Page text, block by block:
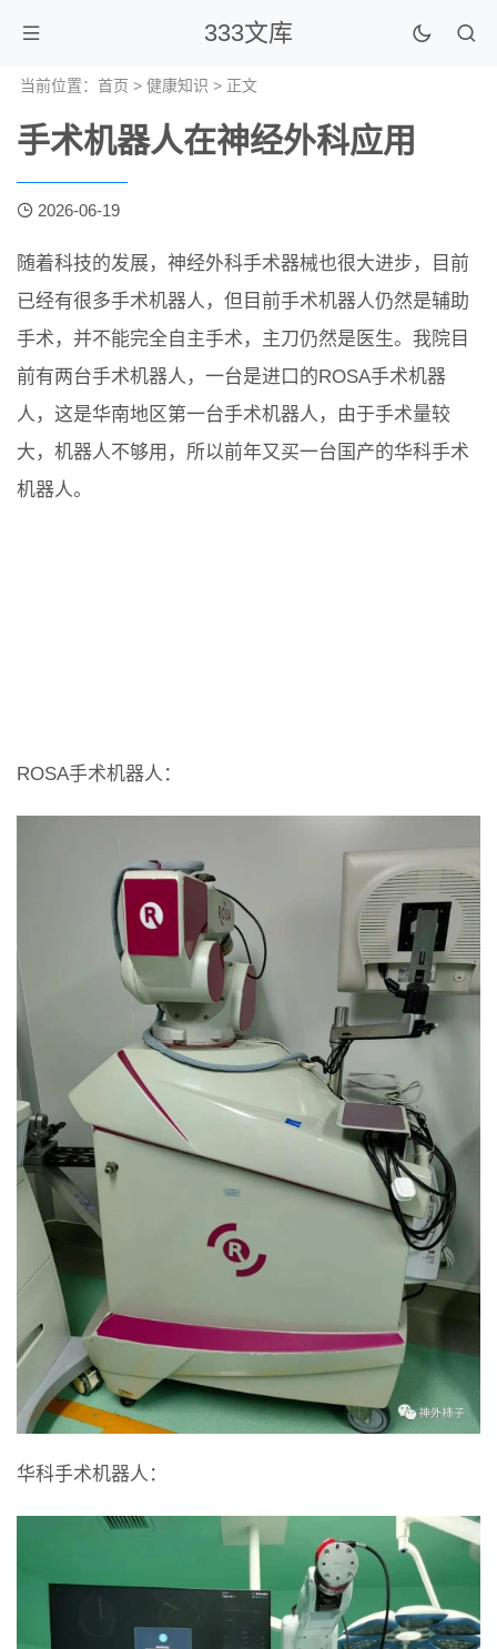
333文库
当前位置： 首页 > 健康知识 > 正文
手术机器人在神经外科应用
2026-06-19
随着科技的发展，神经外科手术器械也很大进步，目前
已经有很多手术机器人，但目前手术机器人仍然是辅助
手术，并不能完全自主手术，主刀仍然是医生。我院目
前有两台手术机器人，一台是进口的ROSA手术机器
人，这是华南地区第一台手术机器人，由于手术量较
大，机器人不够用，所以前年又买一台国产的华科手术
机器人。
ROSA手术机器人：
华科手术机器人：